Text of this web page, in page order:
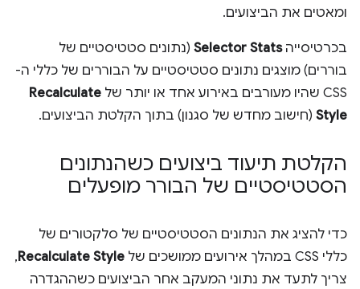
ומאטים את הביצועים.
בכרטיסייהSelector Stats (נתונים סטטיסטיים של
בוררים) מוצגים נתונים סטטיסטיים על הבוררים של כללי ה-
CSS שהיו מעורבים באירוע אחד או יותר של
Recalculate
Style (חישוב מחדש של סגנון) בתוך הקלטת הביצועים.
הקלטת תיעוד ביצועים כשהנתונים
הסטטיסטיים של הבורר מופעלים
כדי להציג את הנתונים הסטטיסטיים של סלקטורים של
כללי CSS במהלך אירועים ממושכים של
Recalculate Style
,
צריך לתעד את נתוני המעקב אחר הביצועים כשההגדרה